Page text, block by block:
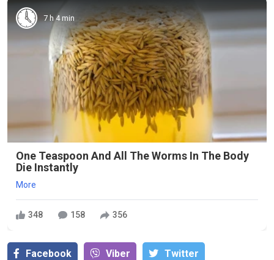
7 h 4 min
One Teaspoon And All The Worms In The Body
Die Instantly
More
348 158 356
Facebook Viber Тwitter